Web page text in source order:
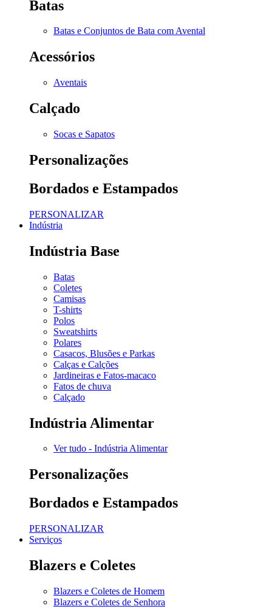
Batas
Batas e Conjuntos de Bata com Avental
Acessórios
Aventais
Calçado
Socas e Sapatos
Personalizações
Bordados e Estampados
PERSONALIZAR
Indústria
Indústria Base
Batas
Coletes
Camisas
T-shirts
Polos
Sweatshirts
Polares
Casacos, Blusões e Parkas
Calças e Calções
Jardineiras e Fatos-macaco
Fatos de chuva
Calçado
Indústria Alimentar
Ver tudo - Indústria Alimentar
Personalizações
Bordados e Estampados
PERSONALIZAR
Serviços
Blazers e Coletes
Blazers e Coletes de Homem
Blazers e Coletes de Senhora